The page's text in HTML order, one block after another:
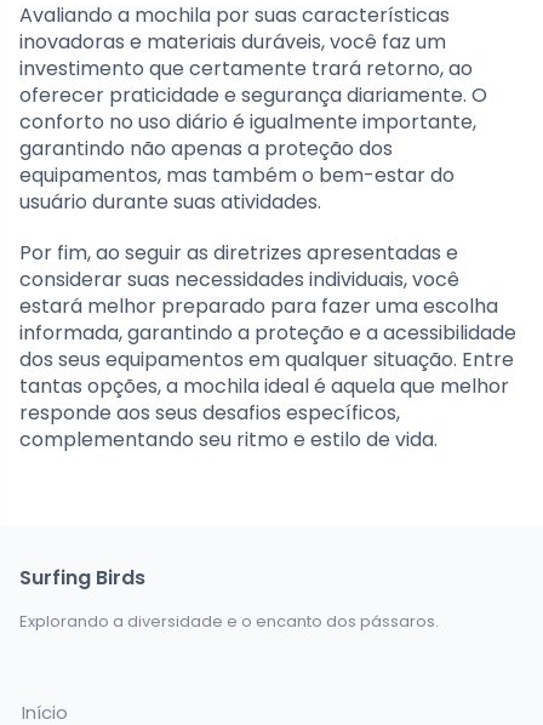
Avaliando a mochila por suas características
inovadoras e materiais duráveis, você faz um
investimento que certamente trará retorno, ao
oferecer praticidade e segurança diariamente. O
conforto no uso diário é igualmente importante,
garantindo não apenas a proteção dos
equipamentos, mas também o bem-estar do
usuário durante suas atividades.
Por fim, ao seguir as diretrizes apresentadas e
considerar suas necessidades individuais, você
estará melhor preparado para fazer uma escolha
informada, garantindo a proteção e a acessibilidade
dos seus equipamentos em qualquer situação. Entre
tantas opções, a mochila ideal é aquela que melhor
responde aos seus desafios específicos,
complementando seu ritmo e estilo de vida.
Surfing Birds
Explorando a diversidade e o encanto dos pássaros.
Início